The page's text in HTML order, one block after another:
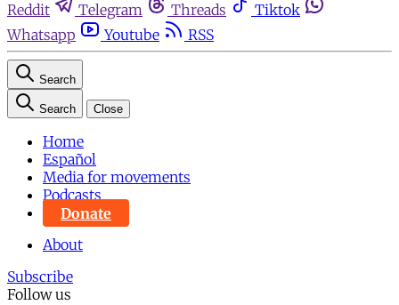
Reddit
Telegram Threads
Tiktok
Whatsapp
Youtube RSS
Search
Search Close
Home
Español
Media for movements
Podcasts
Donate
About
Subscribe
Follow us